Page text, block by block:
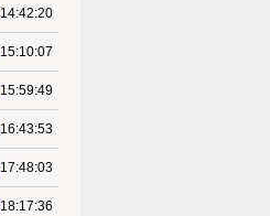
14:42:20
15:10:07
15:59:49
16:43:53
17:48:03
18:17:36